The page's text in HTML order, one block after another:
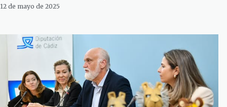
12 de mayo de 2025